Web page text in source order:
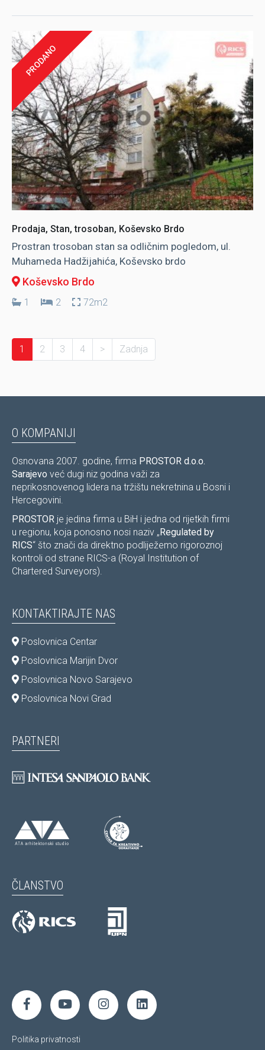
PRODANO
Prodaja, Stan, trosoban, Koševsko Brdo
Prostran trosoban stan sa odličnim pogledom, ul.
Muhameda Hadžijahića, Koševsko brdo
Koševsko Brdo
1 2 72m2
1 2 3 4 > Zadnja
O KOMPANIJI
Osnovana 2007. godine, firma PROSTOR d.o.o.
Sarajevo već dugi niz godina važi za
neprikosnovenog lidera na tržištu nekretnina u Bosni i
Hercegovini.
PROSTOR je jedina firma u BiH i jedna od rijetkih firmi
u regionu, koja ponosno nosi naziv „Regulated by
RICS“ što znači da direktno podliježemo rigoroznoj
kontroli od strane RICS-a (Royal Institution of
Chartered Surveyors).
KONTAKTIRAJTE NAS
Poslovnica Centar
Poslovnica Marijin Dvor
Poslovnica Novo Sarajevo
Poslovnica Novi Grad
PARTNERI
ČLANSTVO
Politika privatnosti